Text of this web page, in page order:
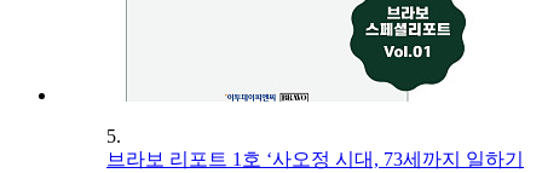
5.
브라보 리포트 1호 ‘사오정 시대, 73세까지 일하기